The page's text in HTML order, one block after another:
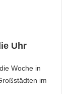
Uhr
Woche in
im